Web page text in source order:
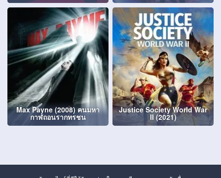
Max Payne (2008) ฅนมหา
กาฬถอนรากทรชน
Justice Society World War
II (2021)